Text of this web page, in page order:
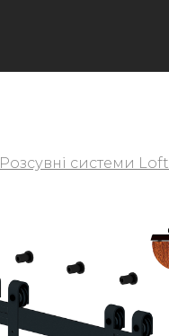
Розсувні системи Loft